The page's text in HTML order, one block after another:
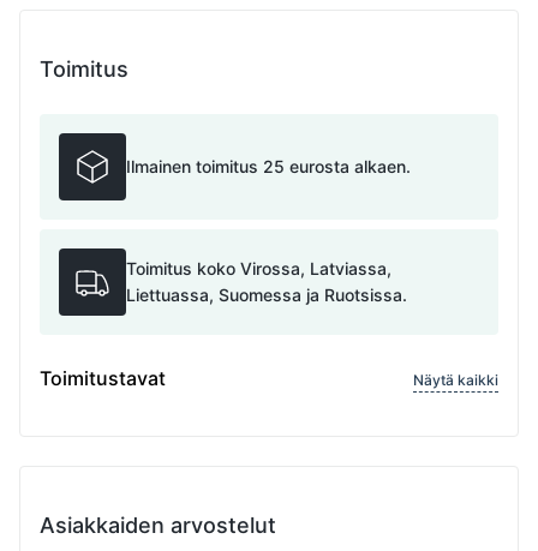
Toimitus
Ilmainen toimitus 25 eurosta alkaen.
Toimitus koko Virossa, Latviassa,
Liettuassa, Suomessa ja Ruotsissa.
Toimitustavat Näytä kaikki
Asiakkaiden arvostelut